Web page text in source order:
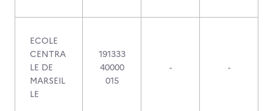
ECOLE
CENTRA
LE DE
MARSEIL
LE
191333
40000
015
- -